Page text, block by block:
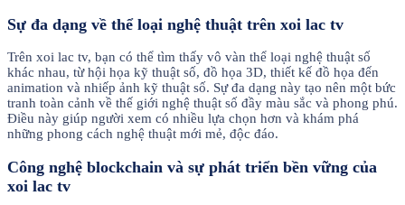
Sự đa dạng về thể loại nghệ thuật trên xoi lac tv
Trên xoi lac tv, bạn có thể tìm thấy vô vàn thể loại nghệ thuật số
khác nhau, từ hội họa kỹ thuật số, đồ họa 3D, thiết kế đồ họa đến
animation và nhiếp ảnh kỹ thuật số. Sự đa dạng này tạo nên một bức
tranh toàn cảnh về thế giới nghệ thuật số đầy màu sắc và phong phú.
Điều này giúp người xem có nhiều lựa chọn hơn và khám phá
những phong cách nghệ thuật mới mẻ, độc đáo.
Công nghệ blockchain và sự phát triển bền vững của
xoi lac tv